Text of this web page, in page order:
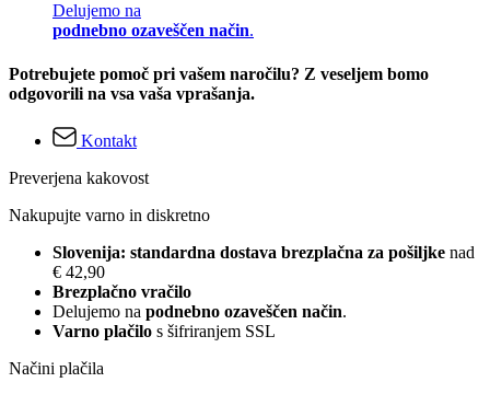
Delujemo na
podnebno ozaveščen način.
Potrebujete pomoč pri vašem naročilu? Z veseljem bomo
odgovorili na vsa vaša vprašanja.
Kontakt
Preverjena kakovost
Nakupujte varno in diskretno
Slovenija: standardna dostava brezplačna za pošiljke nad
€ 42,90
Brezplačno vračilo
Delujemo na podnebno ozaveščen način.
Varno plačilo s šifriranjem SSL
Načini plačila